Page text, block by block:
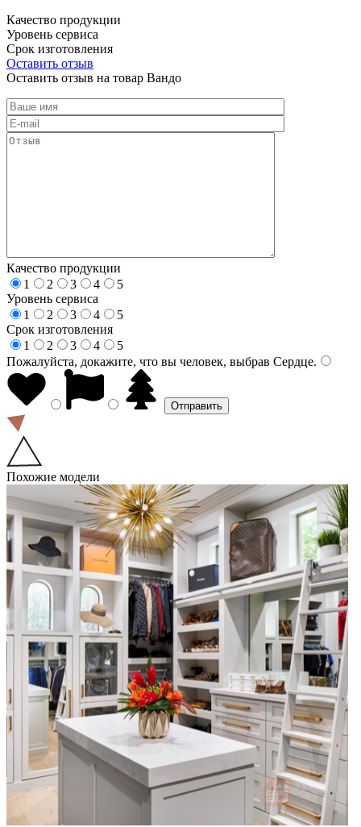
Качество продукции
Уровень сервиса
Срок изготовления
Оставить отзыв
Оставить отзыв на товар Вандо
Качество продукции
1
2 3 4
5
Уровень сервиса
1
2 3 4
5
Срок изготовления
1
2 3 4
5
Пожалуйста, докажите, что вы человек, выбрав Сердце.
Похожие модели